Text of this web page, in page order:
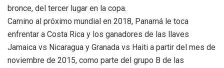
bronce, del tercer lugar en la copa.
Camino al próximo mundial en 2018, Panamá le toca
enfrentar a Costa Rica y los ganadores de las llaves
Jamaica vs Nicaragua y Granada vs Haiti a partir del mes de
noviembre de 2015, como parte del grupo B de las